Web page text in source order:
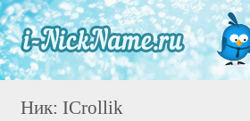
Ник: ICrollik